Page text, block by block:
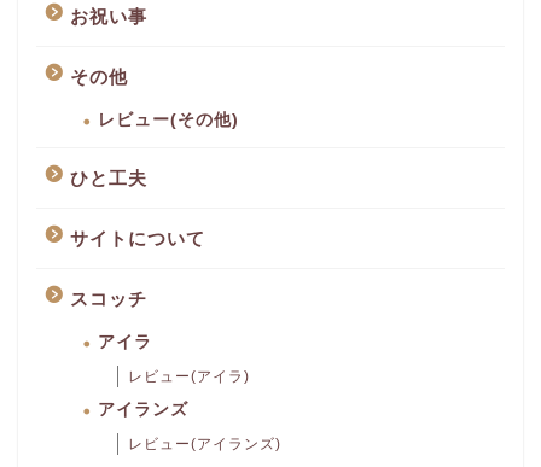
お祝い事
その他
レビュー(その他)
ひと工夫
サイトについて
スコッチ
アイラ
レビュー(アイラ)
アイランズ
レビュー(アイランズ)